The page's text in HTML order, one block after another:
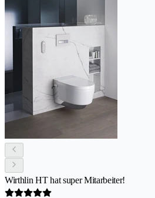
Wirthlin HT hat super Mitarbeiter!